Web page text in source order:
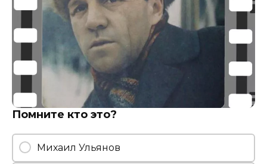
Помните кто это?
Михаил Ульянов